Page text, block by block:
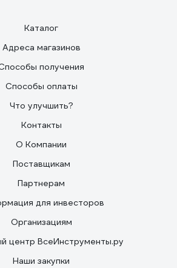
Каталог
Адреса магазинов
получения
Способы оплаты
Что улучшить?
Контакты
О Компании
Поставщикам
Партнерам
для инвесторов
Организациям
центр ВсеИнструменты.ру
Наши закупки